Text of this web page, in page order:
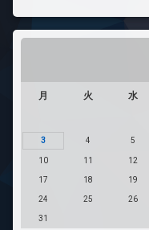
月 火 水
3 4 5
10 11 12
17 18 19
24 25 26
31